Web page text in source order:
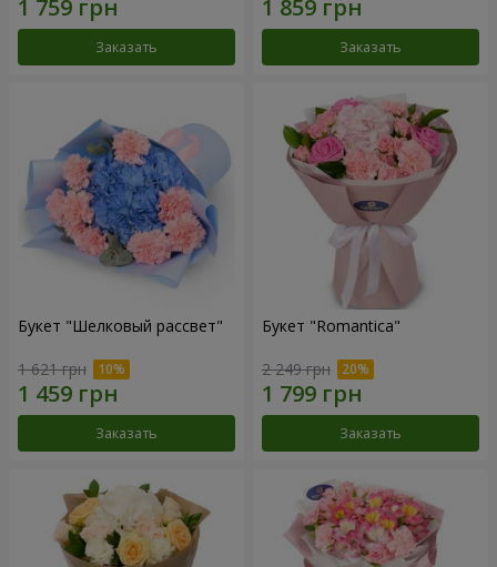
Заказать Заказать
Букет "Шелковый рассвет"
1 621 грн
Заказать
Букет "Romantica"
2 249 грн
Заказать